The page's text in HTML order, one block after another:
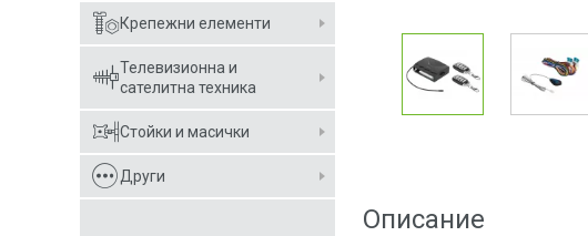
Крепежни елементи
Телевизионна и
сателитна техника
Стойки и масички
Други
Описание